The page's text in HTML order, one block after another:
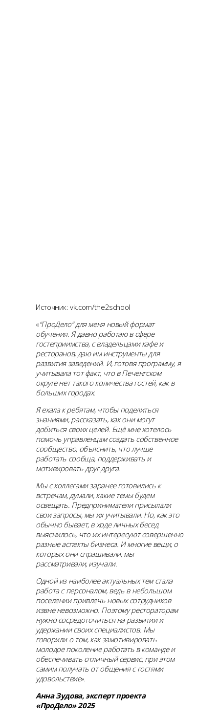
Источник: vk.com/the2school
«“ПроДело” для меня новый формат
обучения. Я давно работаю в сфере
гостеприимства, с владельцами кафе и
ресторанов, даю им инструменты для
развития заведений. И, готовя программу, я
учитывала тот факт, что в Печенгском
округе нет такого количества гостей, как в
больших городах.
Я ехала к ребятам, чтобы поделиться
знаниями, рассказать, как они могут
добиться своих целей. Ещё мне хотелось
помочь управленцам создать собственное
сообщество, объяснить, что лучше
работать сообща, поддерживать и
мотивировать друг друга.
Мы с коллегами заранее готовились к
встречам, думали, какие темы будем
освещать. Предприниматели присылали
свои запросы, мы их учитывали. Но, как это
обычно бывает, в ходе личных бесед
выяснилось, что их интересуют совершенно
разные аспекты бизнеса. И многие вещи, о
которых они спрашивали, мы
рассматривали, изучали.
Одной из наиболее актуальных тем стала
работа с персоналом, ведь в небольшом
поселении привлечь новых сотрудников
извне невозможно. Поэтому рестораторам
нужно сосредоточиться на развитии и
удержании своих специалистов. Мы
говорили о том, как замотивировать
молодое поколение работать в команде и
обеспечивать отличный сервис, при этом
самим получать от общения с гостями
удовольствие».
Анна Зудова, эксперт проекта
«ПроДело» 2025